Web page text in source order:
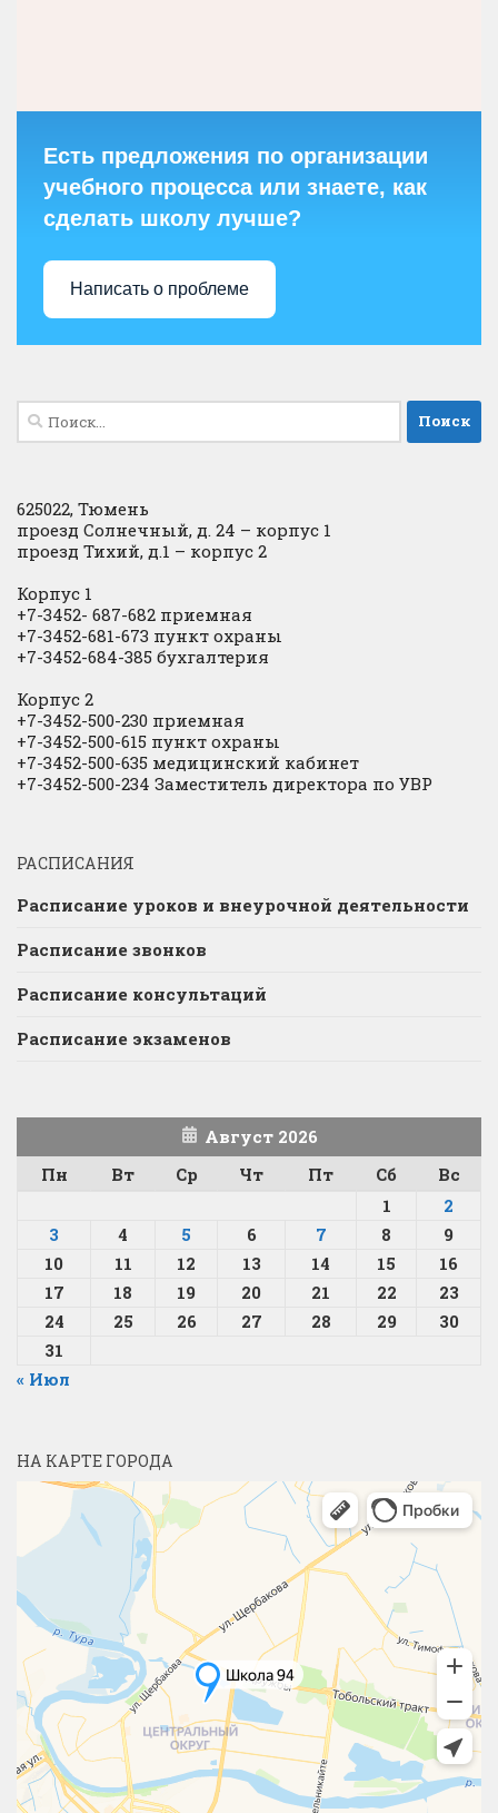
Есть предложения по организации
учебного процесса или знаете, как
сделать школу лучше?
Написать о проблеме
Найти:
625022, Тюмень
проезд Солнечный, д. 24 – корпус 1
проезд Тихий, д.1 – корпус 2
Корпус 1
+7-3452- 687-682 приемная
+7-3452-681-673 пункт охраны
+7-3452-684-385 бухгалтерия
Корпус 2
+7-3452-500-230 приемная
+7-3452-500-615 пункт охраны
+7-3452-500-635 медицинский кабинет
+7-3452-500-234 Заместитель директора по УВР
РАСПИСАНИЯ
Расписание уроков и внеурочной деятельности
Расписание звонков
Расписание консультаций
Расписание экзаменов
Август 2026
Пн
Вт Ср Чт Пт Сб
Вс
1
2
3
4 5 6 7 8
9
10
11 12 13 14 15
16
17
18 19 20 21 22
23
24
25 26 27 28 29
30
31
« Июл
НА КАРТЕ ГОРОДА